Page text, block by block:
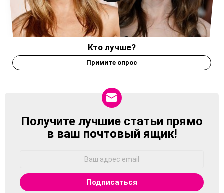
Кто лучше?
Примите опрос
NEWSLETTER
Получите лучшие статьи прямо
в ваш почтовый ящик!